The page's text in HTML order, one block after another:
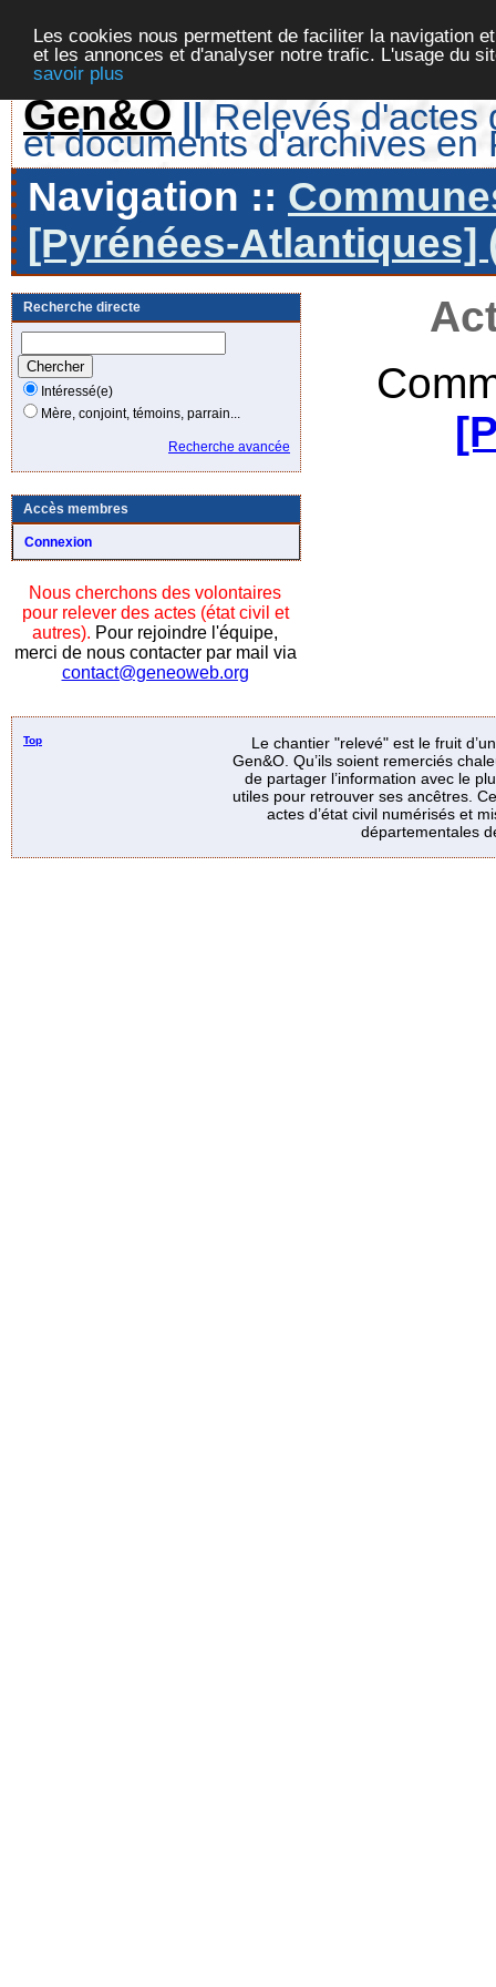
Les cookies nous permettent de faciliter la navigation
et les annonces et d'analyser notre trafic. L'usage du
savoir plus
Gen&O || Relevés d'actes
et documents d'archives en
Navigation ::
[Pyrénées-Atlantiques]
Recherche directe
Intéressé(e)
Mère, conjoint, témoins, parrain...
Recherche avancée
Accès membres
Connexion
Nous cherchons des volontaires
pour relever des actes (état civil et
autres). Pour rejoindre l'équipe,
merci de nous contacter par mail via
contact@geneoweb.org
Top
Le chantier "relevé" est le fruit
Gen&O. Qu’ils soient remerciés
de partager l’information avec le
utiles pour retrouver ses ancêtres.
actes d’état civil numérisés et
départementales